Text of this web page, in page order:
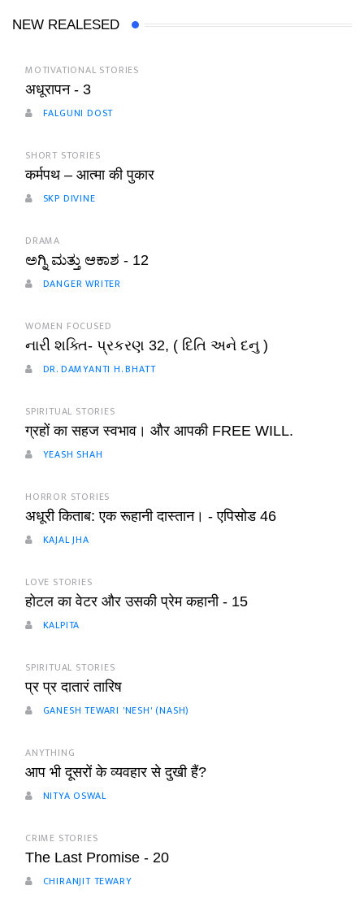
NEW REALESED
MOTIVATIONAL STORIES
अधूरापन - 3
FALGUNI DOST
SHORT STORIES
कर्मपथ – आत्मा की पुकार
SKP DIVINE
DRAMA
ಅಗ್ನಿ ಮತ್ತು ಆಕಾಶ - 12
DANGER WRITER
WOMEN FOCUSED
નારી શક્તિ- પ્રકરણ 32, ( દિતિ અને દનુ )
DR. DAMYANTI H. BHATT
SPIRITUAL STORIES
ग्रहों का सहज स्वभाव। और आपकी FREE WILL.
YEASH SHAH
HORROR STORIES
अधूरी किताब: एक रूहानी दास्तान। - एपिसोड 46
KAJAL JHA
LOVE STORIES
होटल का वेटर और उसकी प्रेम कहानी - 15
KALPITA
SPIRITUAL STORIES
प्र प्र दातारं तारिष
GANESH TEWARI 'NESH' (NASH)
ANYTHING
आप भी दूसरों के व्यवहार से दुखी हैं?
NITYA OSWAL
CRIME STORIES
The Last Promise - 20
CHIRANJIT TEWARY